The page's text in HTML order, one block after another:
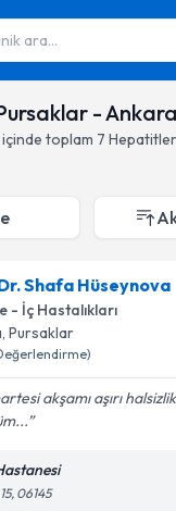
ara...
- Ankara
içinde toplam 7 Hepatitler
Shafa Hüseynova
- İç Hastalıkları
, Pursaklar
akşamı aşırı
06145